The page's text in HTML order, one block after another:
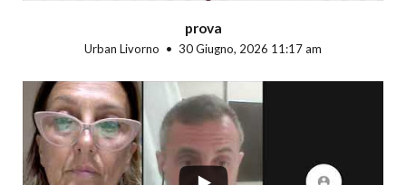
prova
Urban Livorno 30 Giugno, 2026 11:17 am